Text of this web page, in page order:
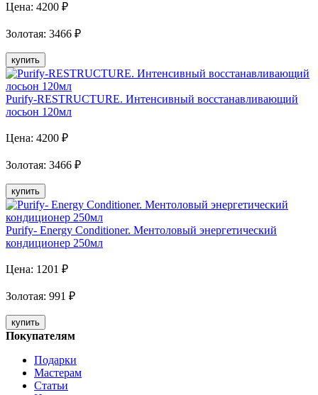
Цена: 4200 ₽
Золотая: 3466 ₽
купить
Purify-RESTRUCTURE. Интенсивный восстанавливающий
лосьон 120мл
Цена: 4200 ₽
Золотая: 3466 ₽
купить
Purify- Energy Conditioner. Ментоловый энергетический
кондиционер 250мл
Цена: 1201 ₽
Золотая: 991 ₽
купить
Покупателям
Подарки
Мастерам
Статьи